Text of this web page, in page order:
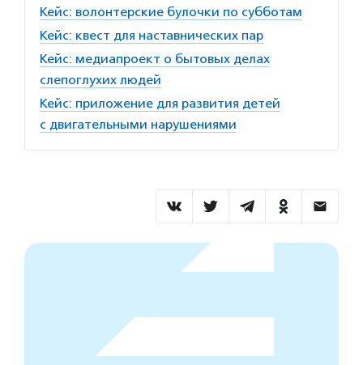
Кейс: волонтерские булочки по субботам
Кейс: квест для наставнических пар
Кейс: медиапроект о бытовых делах
слепоглухих людей
Кейс: приложение для развития детей
с двигательными нарушениями